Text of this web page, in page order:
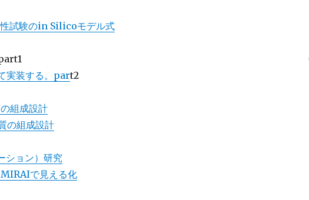
試験のin Silicoモデル式
実装する。part2
組成設計
の組成設計
ション）研究
で見える化